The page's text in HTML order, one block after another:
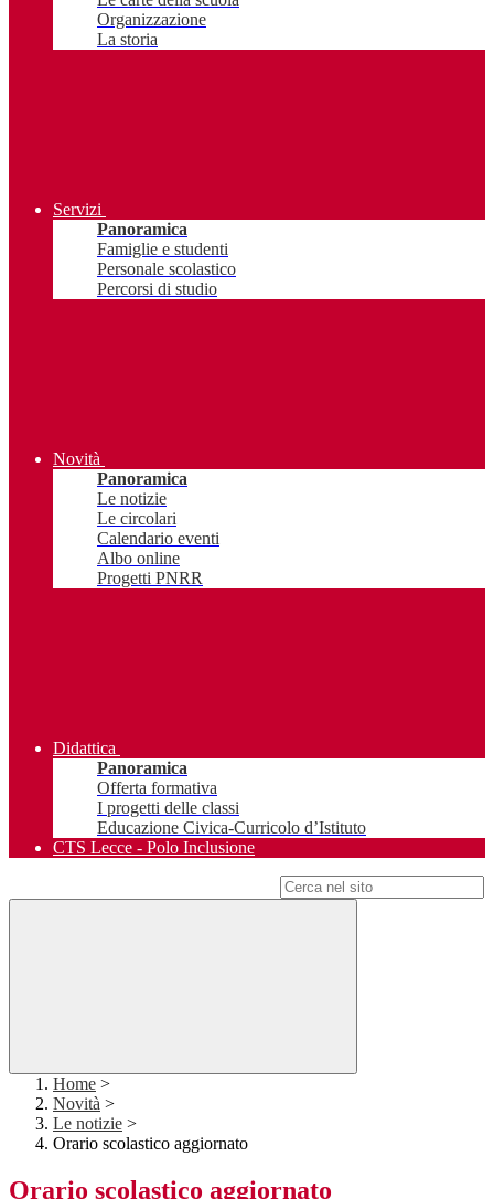
Organizzazione
La storia
Servizi
Panoramica
Famiglie e studenti
Personale scolastico
Percorsi di studio
Novità
Panoramica
Le notizie
Le circolari
Calendario eventi
Albo online
Progetti PNRR
Didattica
Panoramica
Offerta formativa
I progetti delle classi
Educazione Civica-Curricolo d’Istituto
CTS Lecce - Polo Inclusione
Home >
Novità >
Le notizie >
Orario scolastico aggiornato
Orario scolastico aggiornato